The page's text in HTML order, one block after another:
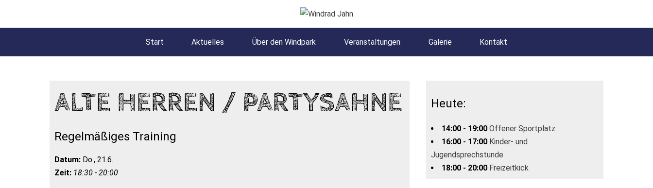
Start Aktuelles Über den Windpark Veranstaltungen Galerie Kontakt
ALTE HERREN / PARTYSAHNE
Regelmäßiges Training
Datum: Do., 21.6.
Zeit: 18:30 - 20:00
Heute:
14:00 - 19:00 Offener Sportplatz
16:00 - 17:00 Kinder- und
Jugendsprechstunde
18:00 - 20:00 Freizeitkick